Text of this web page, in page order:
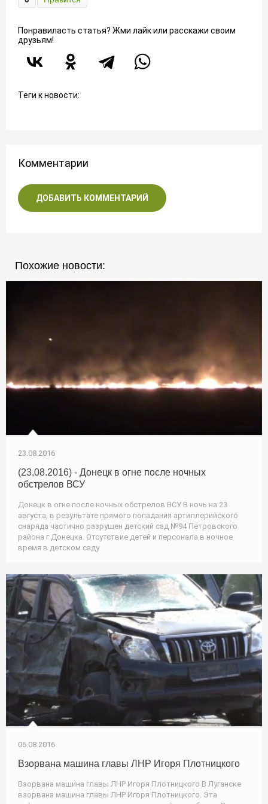
Понравиласть статья? Жми лайк или расскажи своим
друзьям!
Теги к новости:
Комментарии
ДОБАВИТЬ КОММЕНТАРИЙ
Похожие новости:
23.08.2016
(23.08.2016) - Донецк в огне после ночных
обстрелов ВСУ
Донецк в огне после ночных обстрелов ВСУ. В ночь на 23
августа, в результате прямого попадания артиллерийского
снаряда частично разрушен детский сад №94 Петровского
района г.Донецка. Отсутствие детей и персонала в ночное
время в детском саду
06.08.2016
Взорвана машина главы ЛНР Игоря Плотницкого
Взорвана машина главы ЛНР Игоря Плотницкого В Луганске
взорвана машина главы ЛНР Игоря Плотницкого. Эта